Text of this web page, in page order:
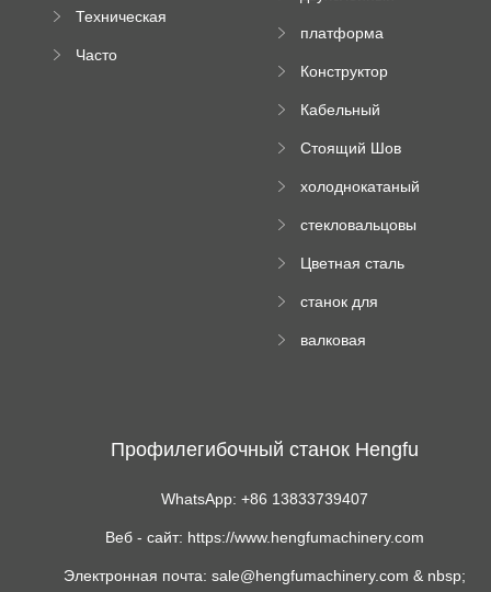
Техническая
Часто
пресс
платформа
роликового
Конструктор
трубы
Кабельный
формируя
Стоящий Шов
Машина
холоднокатаный
станок
стекловальцовы
Цветная сталь
машина
станок для
трапециевидных
валковая
Профилегибочный станок Hengfu
WhatsApp: +86 13833739407
Веб - сайт: https://www.hengfumachinery.com
Электронная почта: sale@hengfumachinery.com & nbsp;